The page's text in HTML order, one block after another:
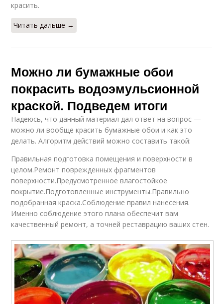
красить.
Читать дальше →
Можно ли бумажные обои
покрасить водоэмульсионной
краской. Подведем итоги
Надеюсь, что данный материал дал ответ на вопрос —
можно ли вообще красить бумажные обои и как это
делать. Алгоритм действий можно составить такой:
Правильная подготовка помещения и поверхности в
целом.Ремонт поврежденных фрагментов
поверхности.Предусмотренное влагостойкое
покрытие.Подготовленные инструменты.Правильно
подобранная краска.Соблюдение правил нанесения.
Именно соблюдение этого плана обеспечит вам
качественный ремонт, а точней реставрацию ваших стен.